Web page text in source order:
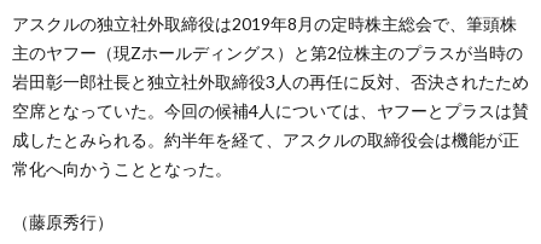
アスクルの独立社外取締役は2019年8月の定時株主総会で、筆頭株
主のヤフー（現Zホールディングス）と第2位株主のプラスが当時の
岩田彰一郎社長と独立社外取締役3人の再任に反対、否決されたため
空席となっていた。今回の候補4人については、ヤフーとプラスは賛
成したとみられる。約半年を経て、アスクルの取締役会は機能が正
常化へ向かうこととなった。
（藤原秀行）